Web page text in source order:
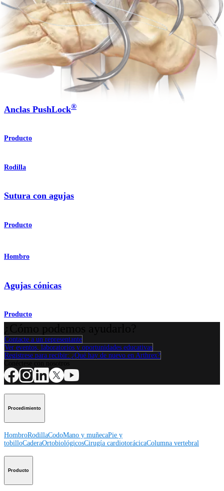
Procedimiento abierto de Brostrom
Procedimiento
Pie y tobillo
Anclas PushLock®
Producto
Rodilla
Sutura con agujas
Producto
Hombro
Agujas cónicas
Producto
Contacte a un representante
Ver eventos, laboratorios y oportunidades educativas
Regístrese para recibir: ¿Qué hay de nuevo en Arthrex?
Procedimiento
HombroRodillaCodoMano y muñecaPie y
tobilloCaderaOrtobiológicosCirugía cardiotorácicaColumna vertebral
Producto